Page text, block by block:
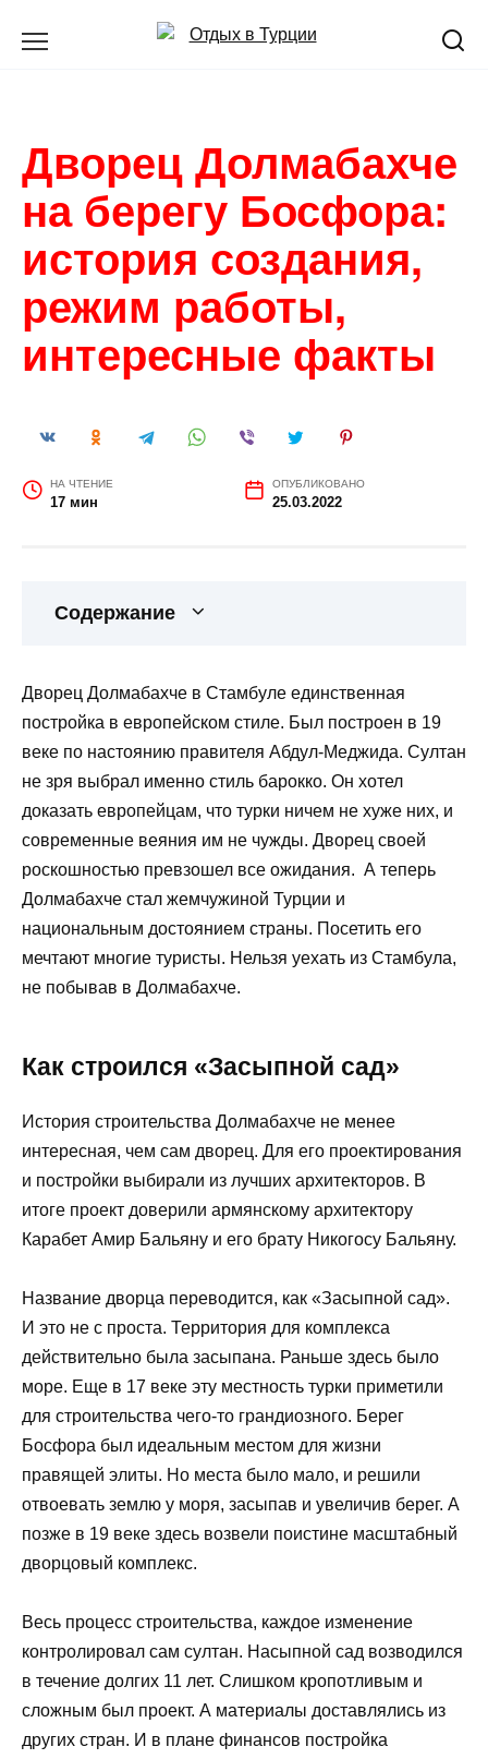
Дворец Долмабахче
на берегу Босфора:
история создания,
режим работы,
интересные факты
НА ЧТЕНИЕ
17 мин
ОПУБЛИКОВАНО
25.03.2022
Содержание
Дворец Долмабахче в Стамбуле единственная
постройка в европейском стиле. Был построен в 19
веке по настоянию правителя Абдул-Меджида. Султан
не зря выбрал именно стиль барокко. Он хотел
доказать европейцам, что турки ничем не хуже них, и
современные веяния им не чужды. Дворец своей
роскошностью превзошел все ожидания. А теперь
Долмабахче стал жемчужиной Турции и
национальным достоянием страны. Посетить его
мечтают многие туристы. Нельзя уехать из Стамбула,
не побывав в Долмабахче.
Как строился «Засыпной сад»
История строительства Долмабахче не менее
интересная, чем сам дворец. Для его проектирования
и постройки выбирали из лучших архитекторов. В
итоге проект доверили армянскому архитектору
Карабет Амир Бальяну и его брату Никогосу Бальяну.
Название дворца переводится, как «Засыпной сад».
И это не с проста. Территория для комплекса
действительно была засыпана. Раньше здесь было
море. Еще в 17 веке эту местность турки приметили
для строительства чего-то грандиозного. Берег
Босфора был идеальным местом для жизни
правящей элиты. Но места было мало, и решили
отвоевать землю у моря, засыпав и увеличив берег. А
позже в 19 веке здесь возвели поистине масштабный
дворцовый комплекс.
Весь процесс строительства, каждое изменение
контролировал сам султан. Насыпной сад возводился
в течение долгих 11 лет. Слишком кропотливым и
сложным был проект. А материалы доставлялись из
других стран. И в плане финансов постройка